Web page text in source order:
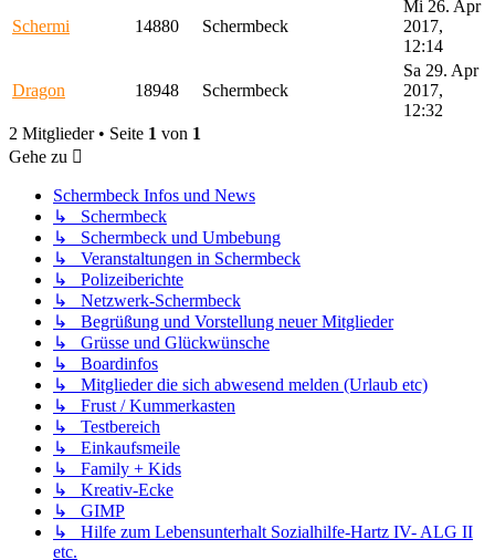
Schermi 14880 Schermbeck
Mi 26. Apr
2017,
12:14
Dragon 18948 Schermbeck
Sa 29. Apr
2017,
12:32
2 Mitglieder • Seite 1 von 1
Gehe zu
Schermbeck Infos und News
↳ Schermbeck
↳ Schermbeck und Umbebung
↳ Veranstaltungen in Schermbeck
↳ Polizeiberichte
↳ Netzwerk-Schermbeck
↳ Begrüßung und Vorstellung neuer Mitglieder
↳ Grüsse und Glückwünsche
↳ Boardinfos
↳ Mitglieder die sich abwesend melden (Urlaub etc)
↳ Frust / Kummerkasten
↳ Testbereich
↳ Einkaufsmeile
↳ Family + Kids
↳ Kreativ-Ecke
↳ GIMP
↳ Hilfe zum Lebensunterhalt Sozialhilfe-Hartz IV- ALG II
etc.